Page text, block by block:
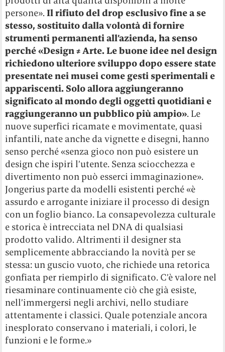
persone».Il rifiuto del drop esclusivo fine a se
stesso, sostituito dalla volontà di fornire
strumenti permanenti all’azienda, ha senso
perché «Design ≠ Arte. Le buone idee nel design
richiedono ulteriore sviluppo dopo essere state
presentate nei musei come gesti sperimentali e
appariscenti. Solo allora aggiungeranno
significato al mondo degli oggetti quotidiani e
raggiungeranno un pubblico più ampio». Le
nuove superfici ricamate e movimentate, quasi
infantili, nate anche da vignette e disegni, hanno
senso perché «senza gioco non può esistere un
design che ispiri l’utente. Senza sciocchezza e
divertimento non può esserci immaginazione».
Jongerius parte da modelli esistenti perché «è
assurdo e arrogante iniziare il processo di design
con un foglio bianco. La consapevolezza culturale
e storica è intrecciata nel DNA di qualsiasi
prodotto valido. Altrimenti il designer sta
semplicemente abbracciando la novità per se
stessa: un guscio vuoto, che richiede una retorica
gonfiata per riempirlo di significato. C’è valore nel
riesaminare continuamente ciò che già esiste,
nell’immergersi negli archivi, nello studiare
attentamente i classici. Quale potenziale ancora
inesplorato conservano i materiali, i colori, le
funzioni e le forme.»